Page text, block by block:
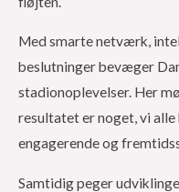
Med smarte netværk,
beslutninger bevæger
stadionoplevelser. Her
resultatet er noget, vi
engagerende og
Samtidig peger